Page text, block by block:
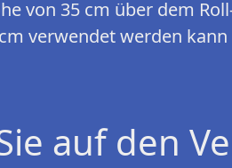
von 35 cm über dem
verwendet werden kann
auf den